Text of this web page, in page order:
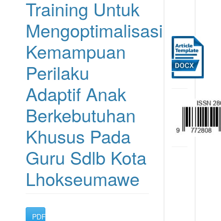
Training Untuk
Mengoptimalisasi
Kemampuan
Perilaku
Adaptif Anak
Berkebutuhan
Khusus Pada
Guru Sdlb Kota
Lhokseumawe
Article
PDF